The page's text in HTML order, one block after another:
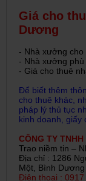
Giá cho
Dương
- Nhà xưởng cho
- Nhà xưởng
- Giá cho thuê
Để biết thêm
cho thuê khác,
pháp lý thủ tục
kinh doanh,
CÔNG TY
Trao niềm tin –
Địa chỉ : 1286
Một, Bình Dương
Điện thoại :